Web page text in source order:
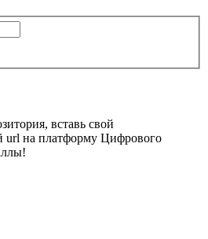
вставь свой
url на платформу Цифрового